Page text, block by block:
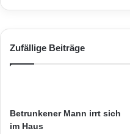
Zufällige Beiträge
Betrunkener Mann irrt sich
im Haus